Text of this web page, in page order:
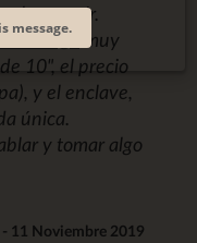
la pena ir.
muy
10", el precio
y el enclave,
única.
y tomar algo
11 Noviembre 2019
message.